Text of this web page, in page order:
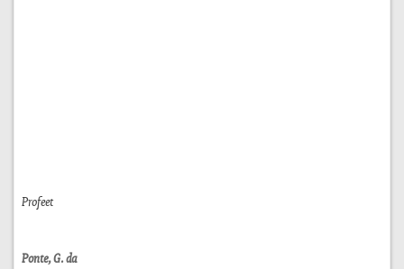
Profeet
Ponte, G. da